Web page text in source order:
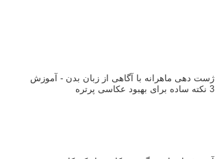
ژست دهی ماهرانه با آگاهی از زبان بدن - آموزش
3 نکته ساده برای بهبود عکاسی پرتره